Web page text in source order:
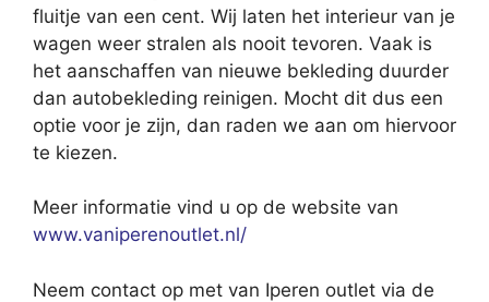
fluitje van een cent. Wij laten het interieur van je
wagen weer stralen als nooit tevoren. Vaak is
het aanschaffen van nieuwe bekleding duurder
dan autobekleding reinigen. Mocht dit dus een
optie voor je zijn, dan raden we aan om hiervoor
te kiezen.
Meer informatie vind u op de website van
www.vaniperenoutlet.nl/
Neem contact op met van Iperen outlet via de